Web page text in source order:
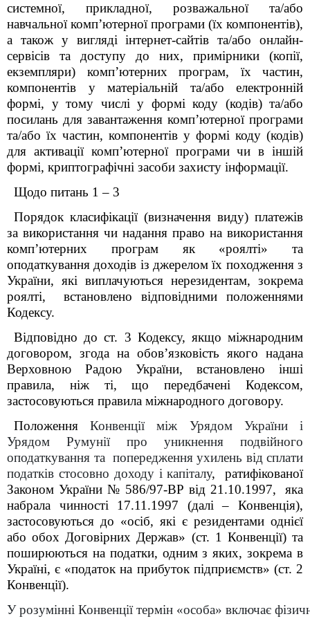
системної, прикладної, розважальної та/або
навчальної комп’ютерної програми (їх компонентів),
а також у вигляді інтернет-сайтів та/або онлайн-
сервісів та доступу до них, примірники (копії,
екземпляри) комп’ютерних програм, їх частин,
компонентів у матеріальній та/або електронній
формі, у тому числі у формі коду (кодів) та/або
посилань для завантаження комп’ютерної програми
та/або їх частин, компонентів у формі коду (кодів)
для активації комп’ютерної програми чи в іншій
формі, криптографічні засоби захисту інформації.
Щодо питань 1 – 3
Порядок класифікації (визначення виду) платежів
за використання чи надання право на використання
компʼютерних програм як «роялті» та
оподаткування доходів із джерелом їх походження з
України, які виплачуються нерезидентам, зокрема
роялті, встановлено відповідними положеннями
Кодексу.
Відповідно до ст. 3 Кодексу, якщо міжнародним
договором, згода на обов’язковість якого надана
Верховною Радою України, встановлено інші
правила, ніж ті, що передбачені Кодексом,
застосовуються правила міжнародного договору.
ПоложенняКонвенції між Урядом України і
Урядом Румунії про уникнення подвійного
оподаткування та попередження ухилень від сплати
податків стосовно доходу і капіталу, ратифікованої
Законом України № 586/97-ВР від 21.10.1997, яка
набрала чинності 17.11.1997 (далі – Конвенція),
застосовуються до «осіб, які є резидентами однієї
або обох Договірних Держав» (ст. 1 Конвенції) та
поширюються на податки, одним з яких, зокрема в
Україні, є «податок на прибуток підприємств» (ст. 2
Конвенції).
У розумінні Конвенції термін «особа» включає